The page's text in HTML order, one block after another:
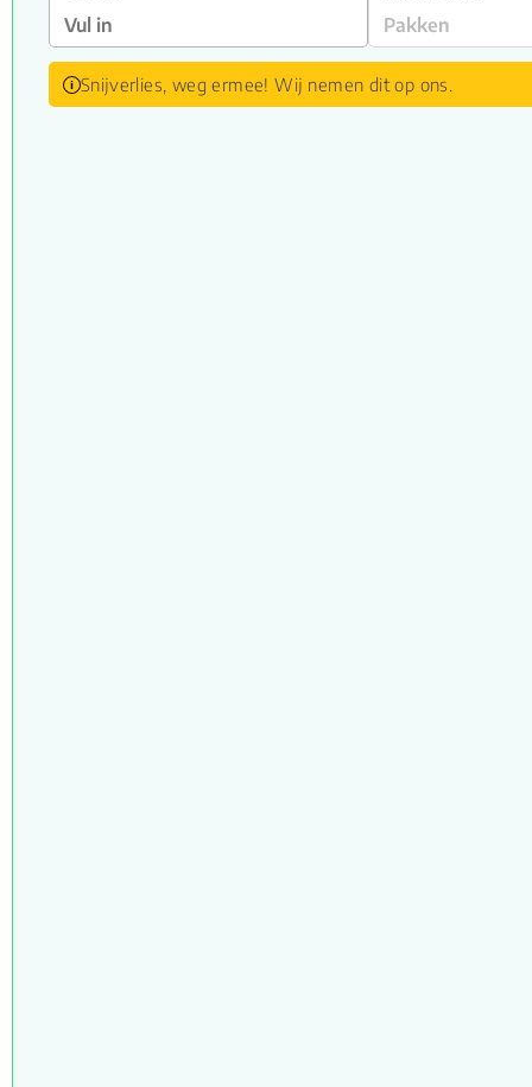
Snijverlies, weg ermee! Wij nemen dit op ons.